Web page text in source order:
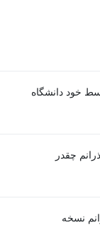
خود دانشگاه
چقدر
نسخه